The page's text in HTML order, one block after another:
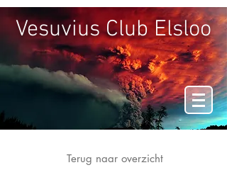
Vesuvius Club Elsloo
Terug naar overzicht